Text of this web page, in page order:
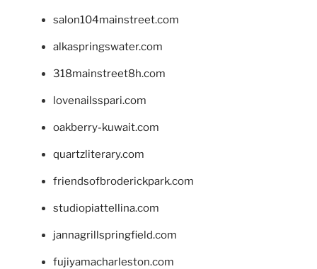
salon104mainstreet.com
alkaspringswater.com
318mainstreet8h.com
lovenailsspari.com
oakberry-kuwait.com
quartzliterary.com
friendsofbroderickpark.com
studiopiattellina.com
jannagrillspringfield.com
fujiyamacharleston.com